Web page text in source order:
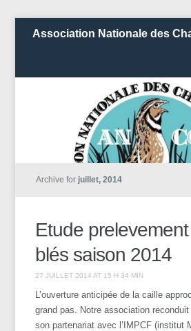
Association Nationale des
Archive for juillet, 2014
Etude
blés saison 2014
27 JUILLET 2014 AT 15 H 34 MIN
L’ouverture anticipée de la caille
grand pas. Notre association
son partenariat avec l’IMPCF (institut